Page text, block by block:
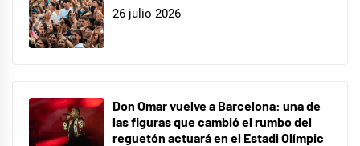
26 julio 2026
Don Omar vuelve a Barcelona: una de
las figuras que cambió el rumbo del
reguetón actuará en el Estadi Olímpic